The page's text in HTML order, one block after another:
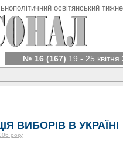
освітянський
№ 16 (167) 19 - 25
ВИБОРІВ В УКРАЇНІ
року